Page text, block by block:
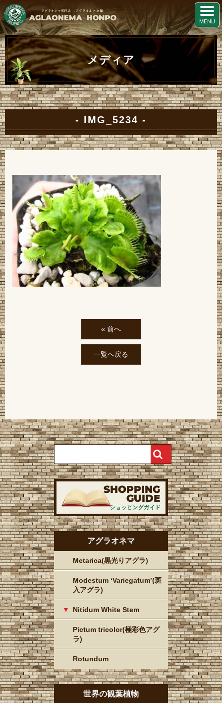
メディア
IMG_5234
« 前へ
一覧へ戻る
アグラオネマ
Metarica(黒光りアグラ)
Modestum ‘Variegatum’(斑
入アグラ)
Nitidum White Stem
Pictum tricolor(極彩色アグ
ラ)
Rotundum
世界の観葉植物